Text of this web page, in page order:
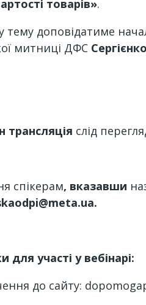
товарів».
тему доповідатиме
митниці ДФС
слід
спікерам, вказавши
.
для участі у вебінарі:
до сайту: